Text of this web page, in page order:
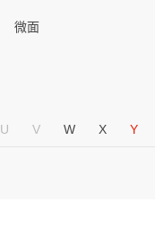
微面
U V W X Y